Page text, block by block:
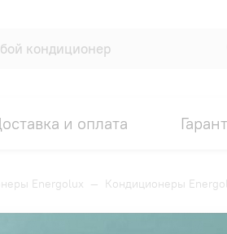
и оплата
Energolux — Кондиционеры
м2 до 35 м²,